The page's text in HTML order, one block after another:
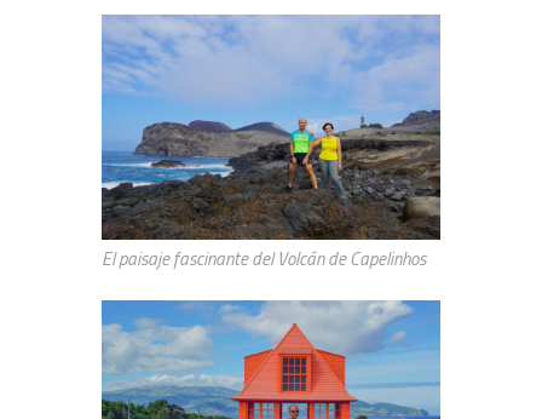
El paisaje fascinante del Volcán de Capelinhos